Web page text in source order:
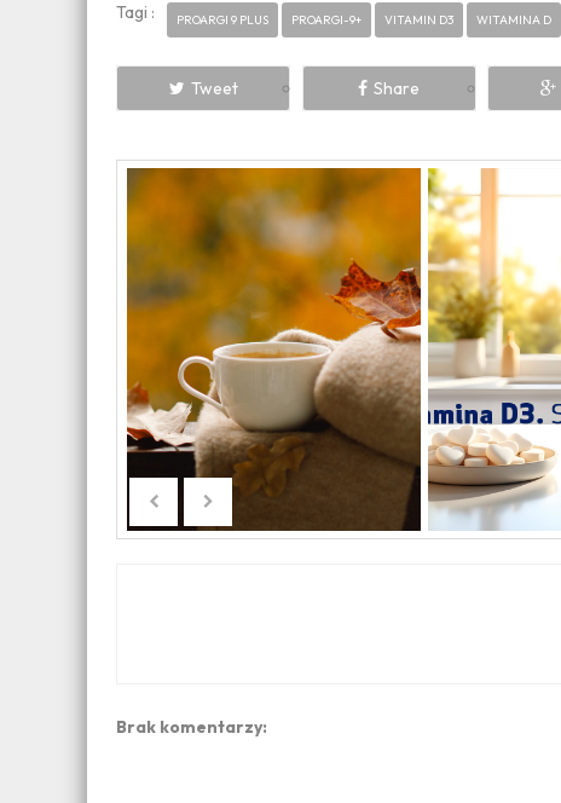
Tagi : PROARGI 9 PLUS PROARGI-9+ VITAMIN D3 WITAMINA D
Tweet Share
Brak komentarzy: